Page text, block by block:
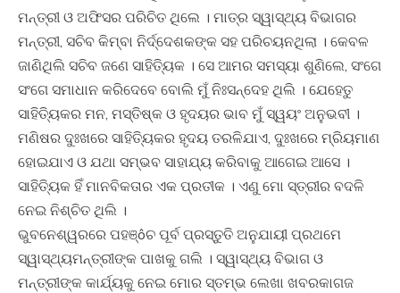
ମନ୍ତ୍ରୀ ଓ ଅଫିସର ପରିଚିତ ଥିଲେ । ମାତ୍ର ସ୍ୱାସ୍ଥ୍ୟ ବିଭାଗର
ମନ୍ତ୍ରୀ, ସଚିବ କିମ୍ବା ନିର୍ଦ୍ଦେଶକଙ୍କ ସହ ପରିଚୟନଥିଲା । କେବଳ
ଜାଣିଥିଲି ସଚିବ ଜଣେ ସାହିତ୍ୟିକ । ସେ ଆମର ସମସ୍ୟା ଶୁଣିଲେ, ସଂଗେ
ସଂଗେ ସମାଧାନ କରିଦେବେ ବୋଲି ମୁଁ ନିଃସନ୍ଦେହ ଥିଲି । ଯେହେତୁ
ସାହିତ୍ୟିକର ମନ, ମସ୍ତିଷ୍କ ଓ ହୃଦୟର ଭାବ ମୁଁ ସ୍ୱୟଂ ଅନୁଭବୀ ।
ମଣିଷର ଦୁଃଖରେ ସାହିତ୍ୟିକର ହୃଦୟ ତରଳିଯାଏ, ଦୁଃଖରେ ମ୍ରିୟମାଣ
ହୋଇଯାଏ ଓ ଯଥା ସମ୍ଭବ ସାହାଯ୍ୟ କରିବାକୁ ଆଗେଇ ଆସେ ।
ସାହିତ୍ୟିକ ହିଁ ମାନବିକତାର ଏକ ପ୍ରତୀକ । ଏଣୁ ମୋ ସ୍ତ୍ରୀର ବଦଳି
ନେଇ ନିଶ୍ଚିତ ଥିଲି ।
ଭୁବନେଶ୍ୱରରେ ପହଞ୍ôଚ ପୂର୍ବ ପ୍ରସ୍ତୁତି ଅନୁଯାୟୀ ପ୍ରଥମେ
ସ୍ୱାସ୍ଥ୍ୟମନ୍ତ୍ରୀଙ୍କ ପାଖକୁ ଗଲି । ସ୍ୱାସ୍ଥ୍ୟ ବିଭାଗ ଓ
ମନ୍ତ୍ରୀଙ୍କ କାର୍ଯ୍ୟକୁ ନେଇ ମୋର ସ୍ତମ୍ଭ ଲେଖା ଖବରକାଗଜ